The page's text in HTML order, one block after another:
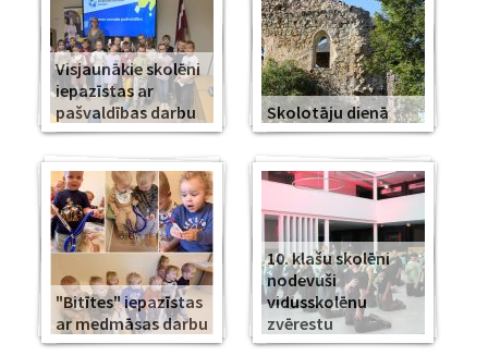
Visjaunākie skolēni
iepazīstas ar
pašvaldības darbu
Skolotāju dienā
"Bitītes" iepazīstas
ar medmāsas darbu
10. klašu skolēni
nodevuši
vidusskolēnu
zvērestu